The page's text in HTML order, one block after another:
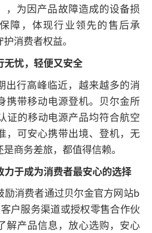
，为因产品故障造成的设备损
障，体现行业领先的售后承
消费者权益。
无忧，轻便又安全
出行高峰临近，越来越多的消
携带移动电源登机。贝尔金所
证的移动电源产品均符合航空
，可安心携带出境、登机，无
商务差旅，都值得信赖。
力于成为消费者最安心的选择
励消费者通过贝尔金官方网站b
户服务渠道或授权零售合作伙
解产品信息，放心选购，安心